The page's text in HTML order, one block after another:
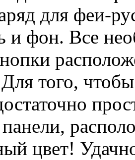
для феи-
и фон. Все
того,
цвет!